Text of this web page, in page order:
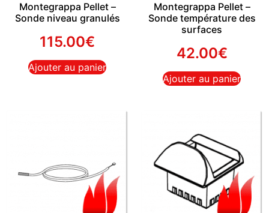
Montegrappa Pellet –
Sonde niveau granulés
115.00€
Ajouter au panier
Montegrappa Pellet –
Sonde température des
surfaces
42.00€
Ajouter au panier